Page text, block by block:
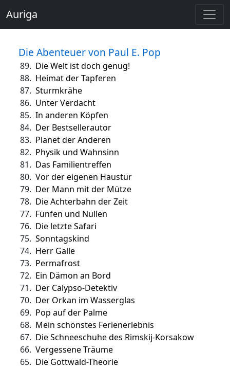
Auriga
Die Abenteuer von Paul E. Pop
89. Die Welt ist doch genug!
88. Heimat der Tapferen
87. Sturmkrähe
86. Unter Verdacht
85. In anderen Köpfen
84. Der Bestsellerautor
83. Planet der Anderen
82. Physik und Wahnsinn
81. Das Familientreffen
80. Vor der eigenen Haustür
79. Der Mann mit der Mütze
78. Die Achterbahn der Zeit
77. Fünfen und Nullen
76. Die letzte Safari
75. Sonntagskind
74. Herr Galle
73. Permafrost
72. Ein Dämon an Bord
71. Der Calypso-Detektiv
70. Der Orkan im Wasserglas
69. Pop auf der Palme
68. Mein schönstes Ferienerlebnis
67. Die Schneeschuhe des Rimskij-Korsakow
66. Vergessene Träume
65. Die Gottwald-Theorie